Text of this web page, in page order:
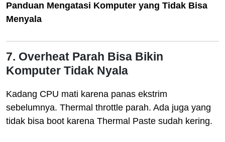
Panduan Mengatasi Komputer yang Tidak Bisa
Menyala
7. Overheat Parah Bisa Bikin
Komputer Tidak Nyala
Kadang CPU mati karena panas ekstrim
sebelumnya. Thermal throttle parah. Ada juga yang
tidak bisa boot karena Thermal Paste sudah kering.